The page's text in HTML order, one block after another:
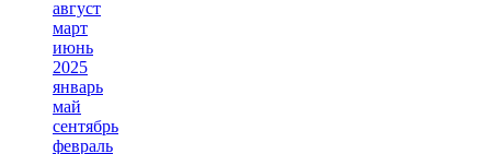
август
март
июнь
2025
январь
май
сентябрь
февраль